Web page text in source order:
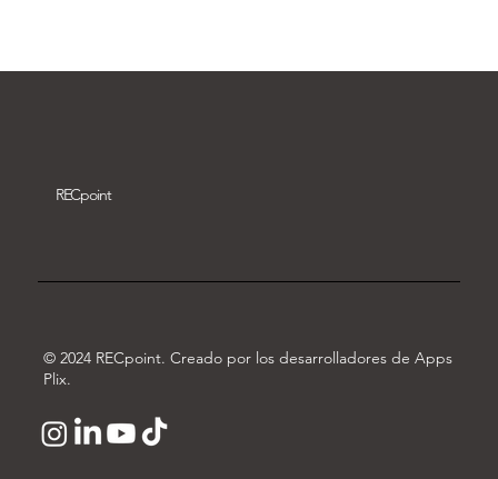
RECpoint
© 2024 RECpoint. Creado por los desarrolladores de Apps
Plix.